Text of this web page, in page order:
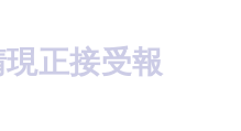
正接受報